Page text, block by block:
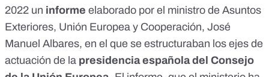
2022 un informe elaborado por el ministro de Asuntos
Exteriores, Unión Europea y Cooperación, José
Manuel Albares, en el que se estructuraban los ejes de
actuación de la presidencia española del Consejo